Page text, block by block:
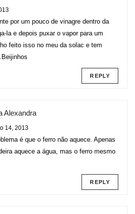
por um pouco de vinagre dentro da
la e depois puxar o vapor para um
feito isso no meu da solac e tem
REPLY
Alexandra
14, 2013
é que o ferro não aquece. Apenas
aquece a água, mas o ferro mesmo
REPLY